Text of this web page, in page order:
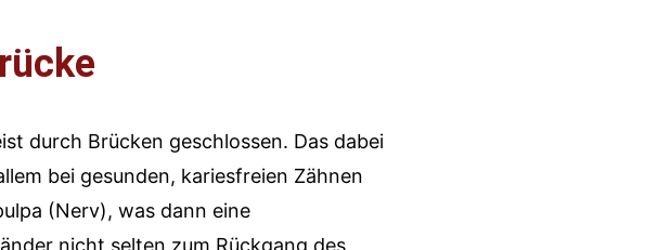
durch Brücken geschlossen. Das dabei
bei gesunden, kariesfreien Zähnen
(Nerv), was dann eine
nicht selten zum Rückgang des